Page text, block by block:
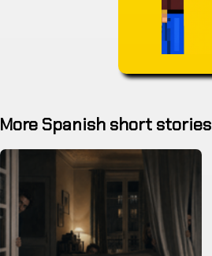
More Spanish short stories